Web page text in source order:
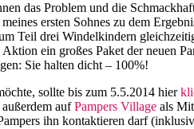
das Problem und die
ersten Sohnes zu dem
Teil drei Windelkindern
ein großes Paket der neuen
Sie halten dicht – 100%!
sollte bis zum 5.5.2014 hier
aufPampers Village als
ihn kontaktieren darf